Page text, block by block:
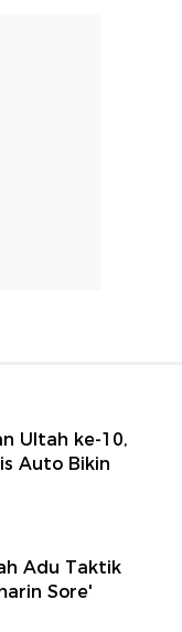
Ultah ke-10,
Auto Bikin
Adu Taktik
Sore'